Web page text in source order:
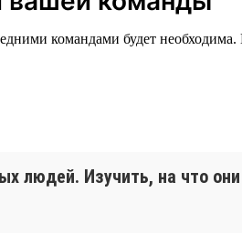
командами будет необходима.
людей. Изучить, на что